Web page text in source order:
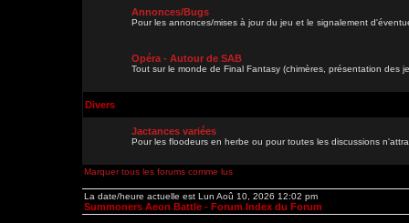
Annonces/Bugs
Pour les annonces/mises à jour du jeu et le signalement
Opéra - Autour de SAB
Tout sur le monde de Final Fantasy (chimères, présentation des
Divers
Jactances variées
Pour les floodeurs en herbe ou pour toutes les discussions
Marquer tous les forums comme lus
La date/heure actuelle est Lun Aoû 10, 2026 12:02 pm
Summoners Aeon Battle - Forum Index du Forum